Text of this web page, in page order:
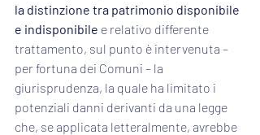
la distinzione tra patrimonio disponibile
e indisponibile e relativo differente
trattamento, sul punto è intervenuta –
per fortuna dei Comuni – la
giurisprudenza, la quale ha limitato i
potenziali danni derivanti da una legge
che, se applicata letteralmente, avrebbe